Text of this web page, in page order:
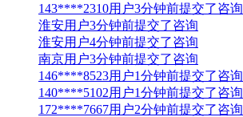
143****2310用户3分钟前提交了咨询
淮安用户3分钟前提交了咨询
淮安用户4分钟前提交了咨询
南京用户3分钟前提交了咨询
146****8523用户1分钟前提交了咨询
140****5102用户1分钟前提交了咨询
172****7667用户2分钟前提交了咨询